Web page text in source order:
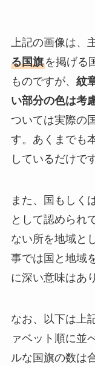
上記の画像は、
る国旗を掲げる
ものですが、 紋
い部分の色は考
ついては実際の
す。あくまでも
しているだけで
また、国もしく
として認められ
ない所を地域と
事では国と地域
に深い意味はあ
なお、以下は上
ァベット順に並
ルな国旗の数は